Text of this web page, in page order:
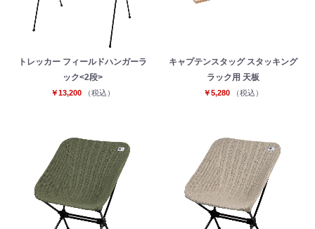
トレッカー フィールドハンガーラ
ック<2段>
￥13,200 （税込）
キャプテンスタッグ スタッキング
ラック用 天板
￥5,280 （税込）